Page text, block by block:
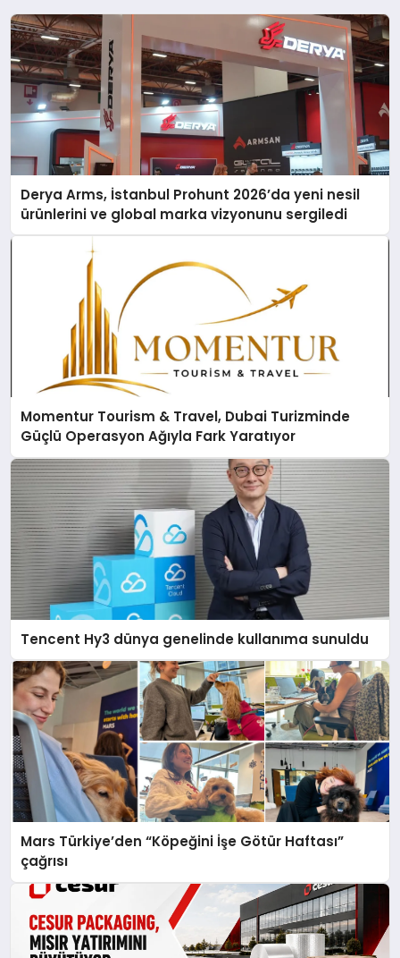
Derya Arms, İstanbul Prohunt 2026’da yeni nesil
ürünlerini ve global marka vizyonunu sergiledi
Momentur Tourism & Travel, Dubai Turizminde
Güçlü Operasyon Ağıyla Fark Yaratıyor
Tencent Hy3 dünya genelinde kullanıma sunuldu
Mars Türkiye’den “Köpeğini İşe Götür Haftası”
çağrısı